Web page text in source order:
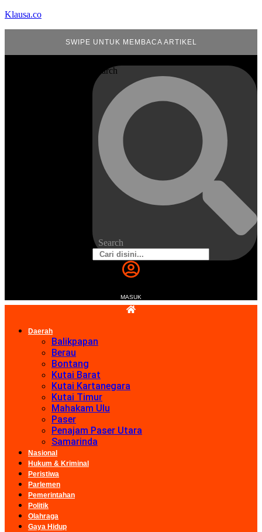
Klausa.co
SWIPE UNTUK MEMBACA ARTIKEL
Search
Search
MASUK
Daerah
Balikpapan
Berau
Bontang
Kutai Barat
Kutai Kartanegara
Kutai Timur
Mahakam Ulu
Paser
Penajam Paser Utara
Samarinda
Nasional
Hukum & Kriminal
Peristiwa
Parlemen
Pemerintahan
Politik
Olahraga
Gaya Hidup